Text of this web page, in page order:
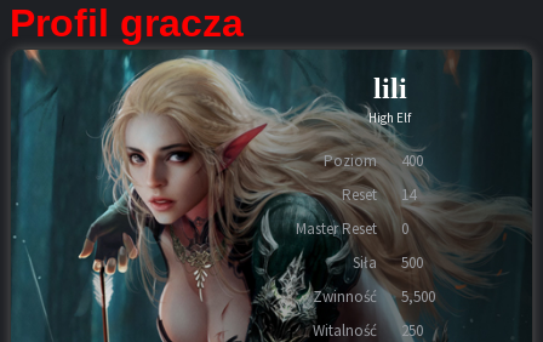
Profil gracza
lili
High Elf
Poziom
400
Reset
14
Master Reset
0
Siła
500
Zwinność
5,500
Witalność
250